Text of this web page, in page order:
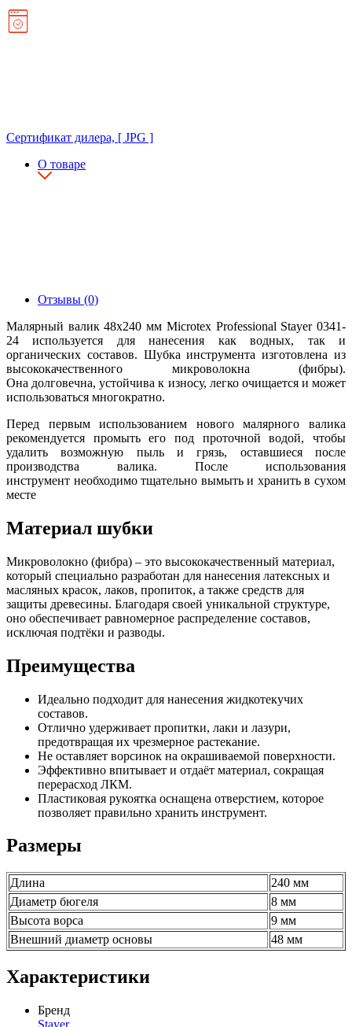
Сертификат дилера, [ JPG ]
О товаре
Отзывы (0)
Малярный валик 48х240 мм Microtex Professional Stayer 0341-
24 используется для нанесения как водных, так и
органических составов. Шубка инструмента изготовлена из
высококачественного микроволокна (фибры).
Она долговечна, устойчива к износу, легко очищается и может
использоваться многократно.
Перед первым использованием нового малярного валика
рекомендуется промыть его под проточной водой, чтобы
удалить возможную пыль и грязь, оставшиеся после
производства валика. После использования
инструмент необходимо тщательно вымыть и хранить в сухом
месте
Материал шубки
Микроволокно (фибра) – это высококачественный материал,
который специально разработан для нанесения латексных и
масляных красок, лаков, пропиток, а также средств для
защиты древесины. Благодаря своей уникальной структуре,
оно обеспечивает равномерное распределение составов,
исключая подтёки и разводы.
Преимущества
Идеально подходит для нанесения жидкотекучих
составов.
Отлично удерживает пропитки, лаки и лазури,
предотвращая их чрезмерное растекание.
Не оставляет ворсинок на окрашиваемой поверхности.
Эффективно впитывает и отдаёт материал, сокращая
перерасход ЛКМ.
Пластиковая рукоятка оснащена отверстием, которое
позволяет правильно хранить инструмент.
Размеры
Длина
240 мм
Диаметр бюгеля
8 мм
Высота ворса
9 мм
Внешний диаметр основы
48 мм
Характеристики
Бренд